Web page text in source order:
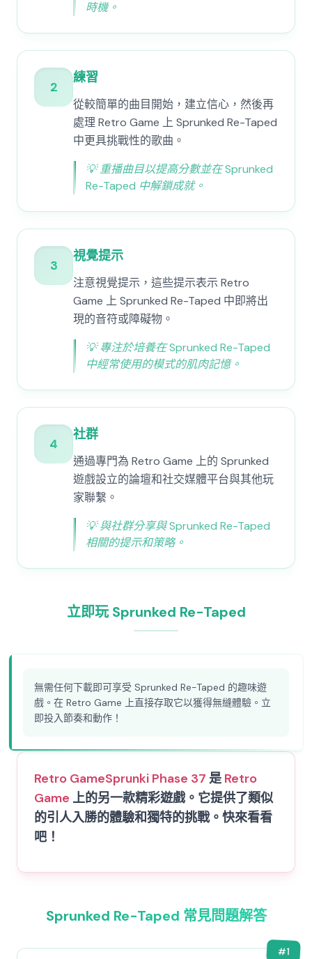
時機。
2
練習
從較簡單的曲目開始，建立信心，然後再
處理 Retro Game 上 Sprunked Re-Taped
中更具挑戰性的歌曲。
💡重播曲目以提高分數並在 Sprunked
Re-Taped 中解鎖成就。
3
視覺提示
注意視覺提示，這些提示表示 Retro
Game 上 Sprunked Re-Taped 中即將出
現的音符或障礙物。
💡專注於培養在 Sprunked Re-Taped
中經常使用的模式的肌肉記憶。
4
社群
通過專門為 Retro Game 上的 Sprunked
遊戲設立的論壇和社交媒體平台與其他玩
家聯繫。
💡與社群分享與 Sprunked Re-Taped
相關的提示和策略。
立即玩 Sprunked Re-Taped
無需任何下載即可享受 Sprunked Re-Taped 的趣味遊
戲。在 Retro Game 上直接存取它以獲得無縫體驗。立
即投入節奏和動作！
Retro GameSprunki Phase 37 是Retro
Game 上的另一款精彩遊戲。它提供了類似
的引人入勝的體驗和獨特的挑戰。快來看看
吧！
Sprunked Re-Taped 常見問題解答
#1